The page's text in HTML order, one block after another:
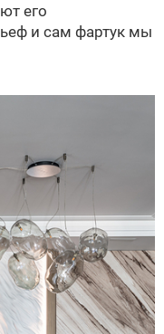
его
и сам фартук мы